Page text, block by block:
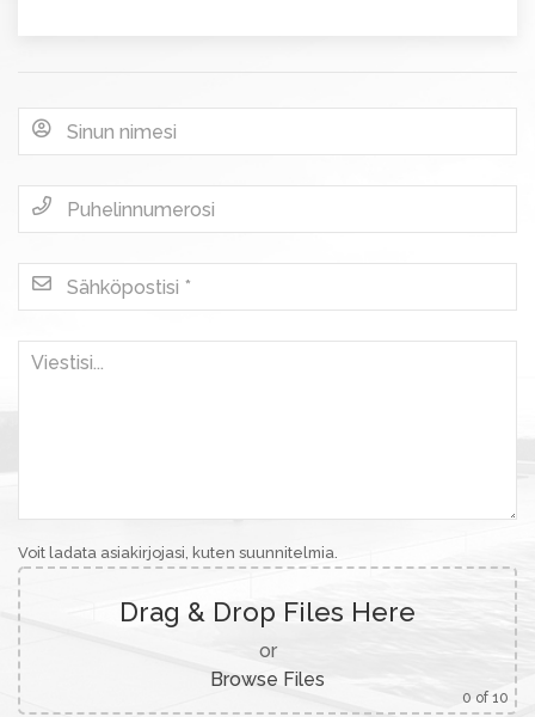
Voit ladata asiakirjojasi, kuten suunnitelmia.
Drag & Drop Files Here
or
Browse Files
0 of 10